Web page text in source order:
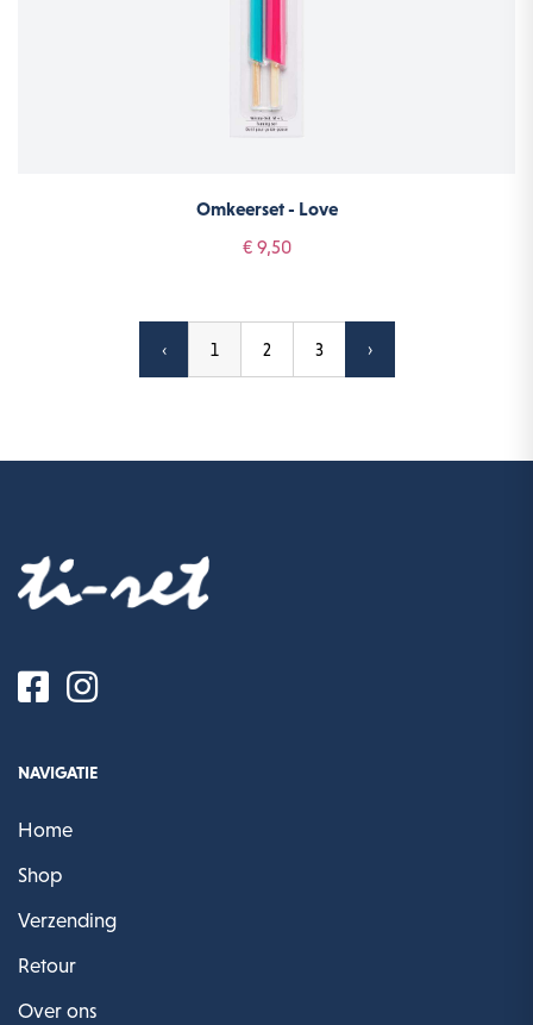
Omkeerset - Love
€ 9,50
‹ 1 2 3 ›
NAVIGATIE
Home
Shop
Verzending
Retour
Over ons